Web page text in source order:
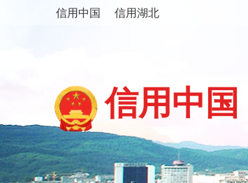
信用中国 信用湖北
信用中国